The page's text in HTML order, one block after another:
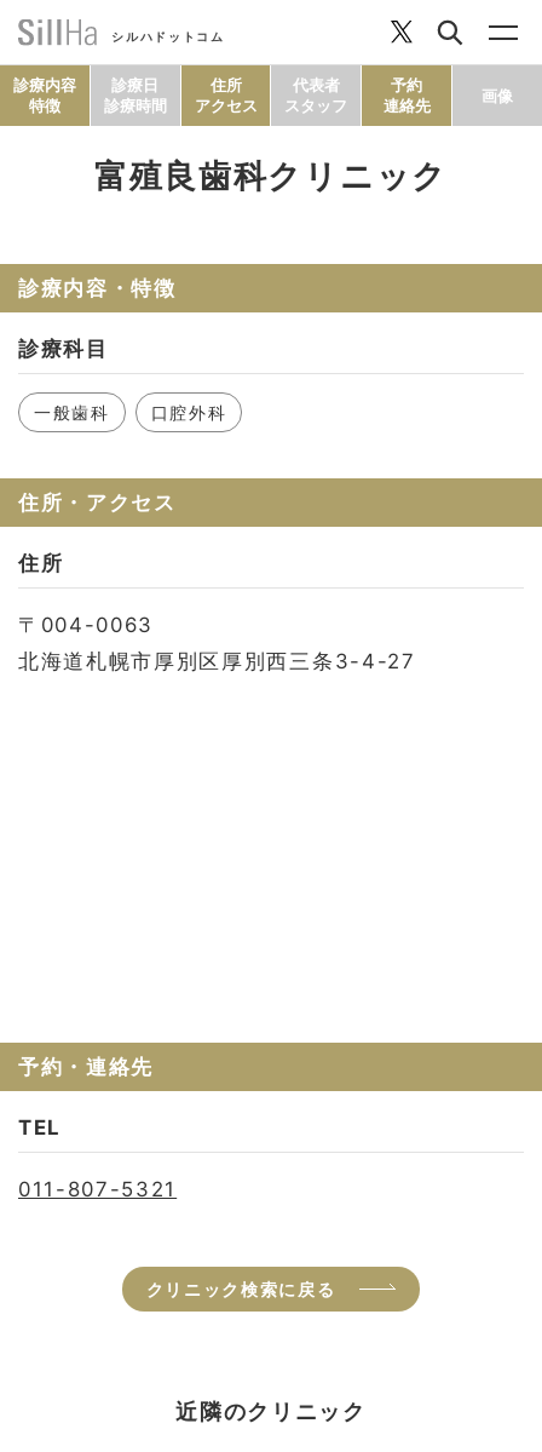
シルハドットコム
セルフチェック
診療内容
特徴
診療日
診療時間
住所
アクセス
代表者
スタッフ
予約
連絡先
画像
富殖良歯科クリニック
診療内容・特徴
診療科目
一般歯科 口腔外科
住所・アクセス
住所
〒004-0063
北海道札幌市厚別区厚別西三条3-4-27
予約・連絡先
TEL
011-807-5321
クリニック検索に戻る
近隣のクリニック